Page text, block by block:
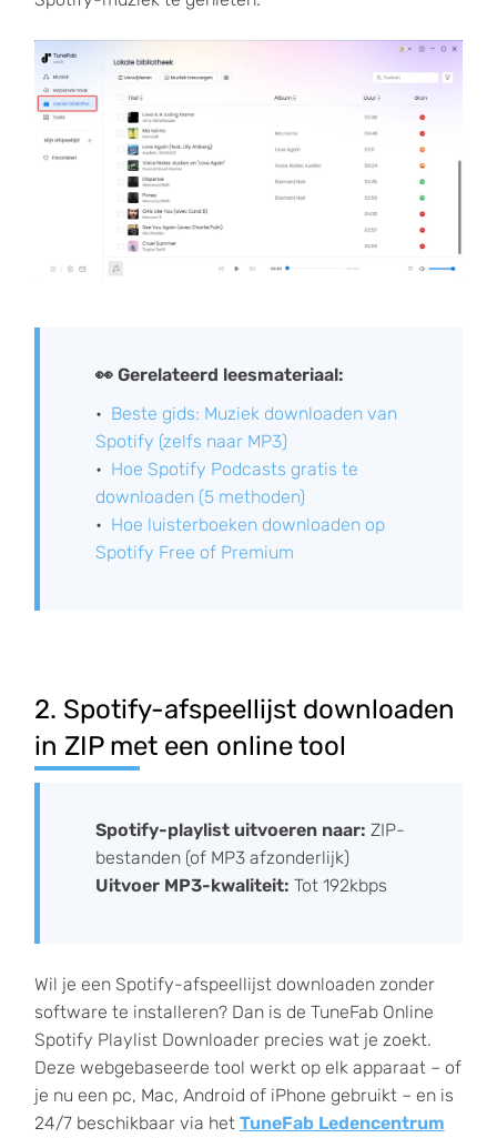
👀 Gerelateerd leesmateriaal:
Beste gids: Muziek downloaden van
Spotify (zelfs naar MP3)
Hoe Spotify Podcasts gratis te
downloaden (5 methoden)
Hoe luisterboeken downloaden op
Spotify Free of Premium
2. Spotify-afspeellijst downloaden
in ZIP met een online tool
Spotify-playlist uitvoeren naar: ZIP-
bestanden (of MP3 afzonderlijk)
Uitvoer MP3-kwaliteit: Tot 192kbps
Wil je een Spotify-afspeellijst downloaden zonder
software te installeren? Dan is de TuneFab Online
Spotify Playlist Downloader precies wat je zoekt.
Deze webgebaseerde tool werkt op elk apparaat – of
je nu een pc, Mac, Android of iPhone gebruikt – en is
24/7 beschikbaar via het TuneFab Ledencentrum